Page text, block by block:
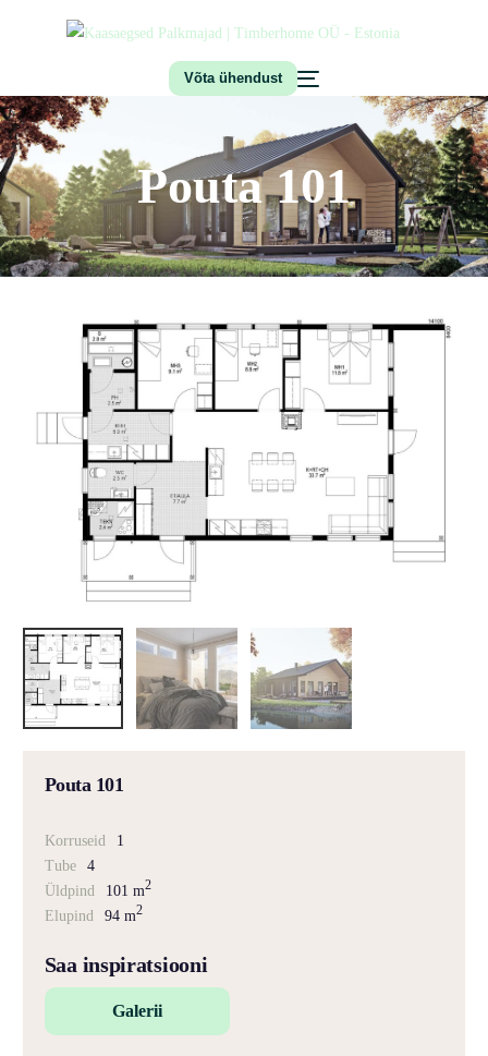
Võta ühendust
Pouta 101
Pouta 101
Korruseid
1
Tube
4
Üldpind
101 m2
Elupind 94 m2
Saa inspiratsiooni
Galerii